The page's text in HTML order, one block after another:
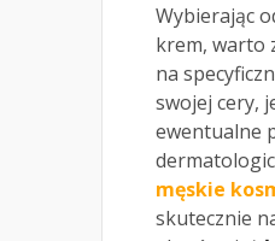
Wybierając
krem, warto
na
swojej cery,
ewentualne
męskie
skutecznie